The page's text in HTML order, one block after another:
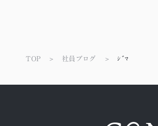
TOP 社員ブログ ｼﾞﾏ